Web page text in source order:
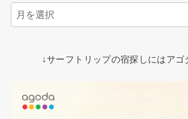
↓サーフトリップの宿探しにはアゴ